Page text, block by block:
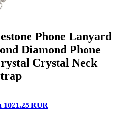
Phone Lanyard
Diamond Phone
Crystal Neck
1021.25 RUR